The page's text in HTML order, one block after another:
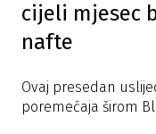
cijeli mjesec
nafte
Ovaj presedan
poremećaja širom